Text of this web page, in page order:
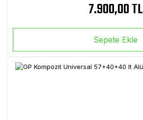
7.900,00 TL
Sepete Ekle